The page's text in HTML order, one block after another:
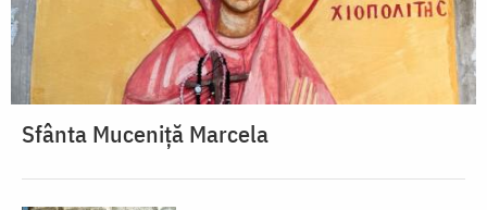
Sfânta Muceniță Marcela